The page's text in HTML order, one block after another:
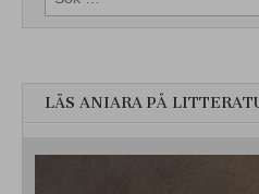
efter:
LÄS ANIARA PÅ